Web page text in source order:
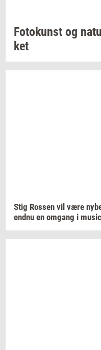
Fo­to­kunst og
ket
Stig Ros­sen vil være
endnu en om­gang i